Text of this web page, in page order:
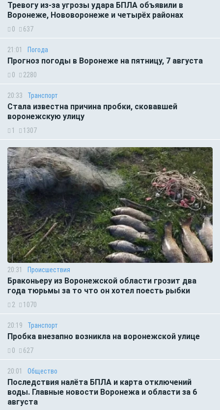
Тревогу из-за угрозы удара БПЛА объявили в
Воронеже, Нововоронеже и четырёх районах
0 637
21:01 Погода
Прогноз погоды в Воронеже на пятницу, 7 августа
0 2280
20:33 Транспорт
Стала известна причина пробки, сковавшей
воронежскую улицу
1 1307
20:31 Происшествия
Браконьеру из Воронежской области грозит два
года тюрьмы за то что он хотел поесть рыбки
2 1070
20:19 Транспорт
Пробка внезапно возникла на воронежской улице
0 627
20:01 Общество
Последствия налёта БПЛА и карта отключений
воды. Главные новости Воронежа и области за 6
августа